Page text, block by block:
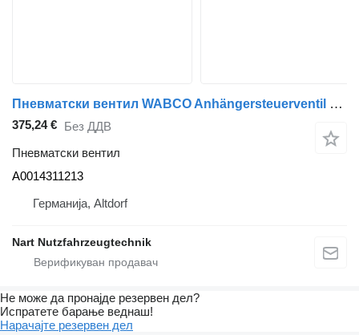
Пневматски вентил WABCO Anhängersteuerventil EBS 4802040300 Mercedes-Benz A 0014311213 A0014311213 за камион Mercedes-Benz Actros Atego Arocs Antos
375,24 € Без ДДВ
Пневматски вентил
A0014311213
Германија, Altdorf
Nart Nutzfahrzeugtechnik
Не може да пронајде резервен дел?
Испратете барање веднаш!
Нарачајте резервен дел